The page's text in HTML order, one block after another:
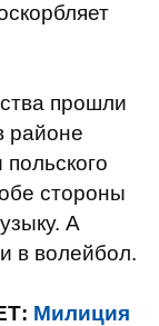
прошли
районе
стороны
А
в волейбол.
Милиция